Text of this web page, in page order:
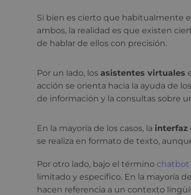
Si bien es cierto que habitualmente
ambos, la realidad es que existen
de hablar de ellos con precisión.
Por un lado, los asistentes virtuales
acción se orienta hacia la ayuda de
de información y la consultas sobre
En la mayoría de los casos, la interfaz
se realiza en formato de texto,
Por otro lado, bajo el término chatbot
limitado y específico. En la mayoría
hacen referencia a un contexto